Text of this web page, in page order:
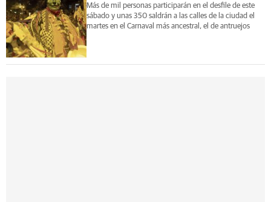
Más de mil personas participarán en el desfile de este
sábado y unas 350 saldrán a las calles de la ciudad el
martes en el Carnaval más ancestral, el de antruejos